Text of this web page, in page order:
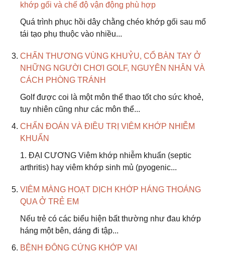
khớp gối và chế độ vận động phù hợp
Quá trình phục hồi dây chằng chéo khớp gối sau mổ
tái tạo phụ thuộc vào nhiều...
CHẤN THƯƠNG VÙNG KHUỶU, CỔ BÀN TAY Ở
NHỮNG NGƯỜI CHƠI GOLF, NGUYÊN NHÂN VÀ
CÁCH PHÒNG TRÁNH
Golf được coi là một môn thể thao tốt cho sức khoẻ,
tuy nhiên cũng như các môn thể...
CHẨN ĐOÁN VÀ ĐIỀU TRỊ VIÊM KHỚP NHIỄM
KHUẨN
1. ĐẠI CƯƠNG Viêm khớp nhiễm khuẩn (septic
arthritis) hay viêm khớp sinh mủ (pyogenic...
VIÊM MÀNG HOẠT DỊCH KHỚP HÁNG THOÁNG
QUA Ở TRẺ EM
Nếu trẻ có các biểu hiện bất thường như đau khớp
háng một bên, dáng đi tập...
BỆNH ĐÔNG CỨNG KHỚP VAI